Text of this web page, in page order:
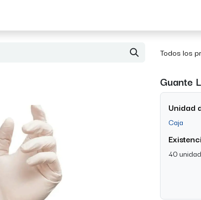
Todos los
Guante
Unidad
Caja
40